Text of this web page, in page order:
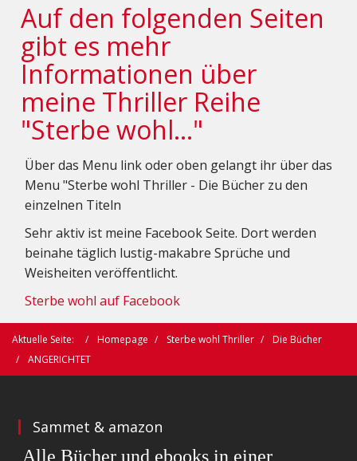
Auf den folgenden Seiten
gibt es mehr
Informationen über
meine Thriller Reihe
"Sterbe wohl..."
Über das Menu link oder oben gelangt ihr über das
Menu "Sterbe wohl Thriller - Die Bücher zu den
einzelnen Titeln
Sehr aktiv ist meine Facebook Seite. Dort werden
beinahe täglich lustig-makabre Sprüche und
Weisheiten veröffentlicht.
Sterbe wohl auf Facebook
Aktuelle Seite: Homepage Sterbe wohl Thriller
Die Bücher
ANGERICHTET
Sammet & amazon
Alle Bücher und ebooks in einer